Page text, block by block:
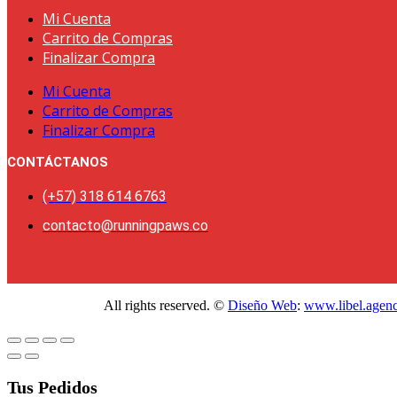
Mi Cuenta
Carrito de Compras
Finalizar Compra
Mi Cuenta
Carrito de Compras
Finalizar Compra
CONTÁCTANOS
(+57) 318 614 6763
contacto@runningpaws.co
All rights reserved. © Diseño Web:
Tus Pedidos